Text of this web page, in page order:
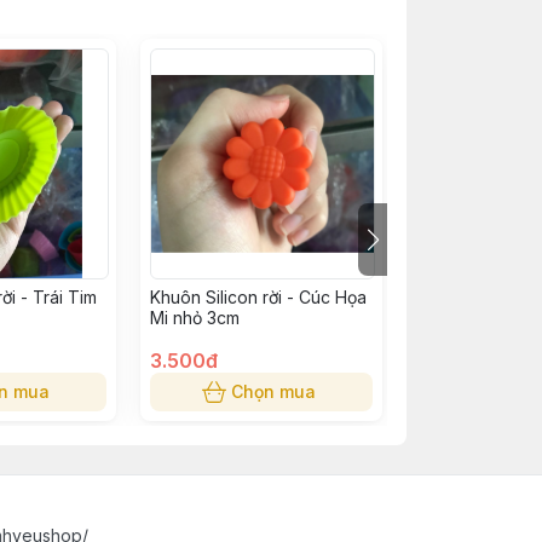
- Trái Tim
mua
Khuôn Silicon rời - Cúc Họa
Mi nhỏ 3cm
3.500đ
Chọn mua